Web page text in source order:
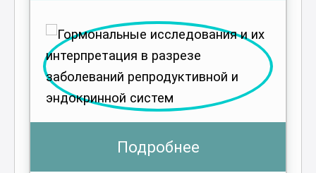
Подробнее